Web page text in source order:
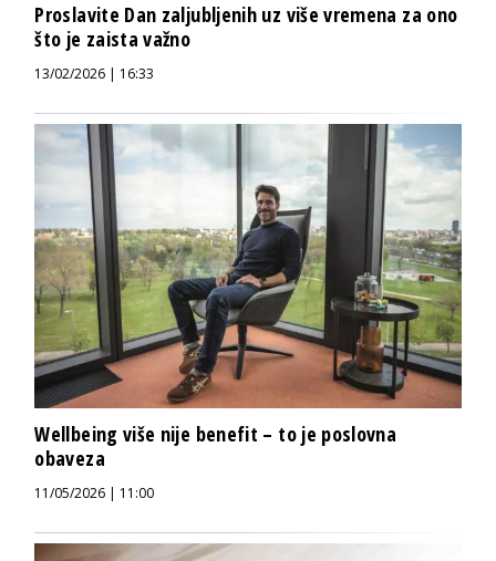
Proslavite Dan zaljubljenih uz više vremena za ono
što je zaista važno
13/02/2026 | 16:33
Wellbeing više nije benefit – to je poslovna
obaveza
11/05/2026 | 11:00